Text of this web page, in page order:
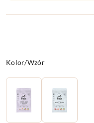
Wariant
Kolor/Wzór